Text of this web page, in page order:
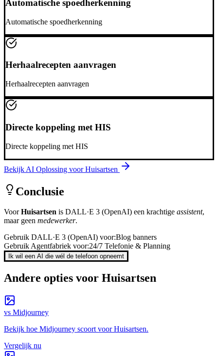
Automatische spoedherkenning
Automatische spoedherkenning
Herhaalrecepten aanvragen
Herhaalrecepten aanvragen
Directe koppeling met HIS
Directe koppeling met HIS
Bekijk AI Oplossing voorHuisartsen
Conclusie
VoorHuisartsen is DALL·E 3 (OpenAI) een krachtige assistent,
maar geen medewerker.
Gebruik DALL·E 3 (OpenAI) voor:Blog banners
Gebruik Agentfabriek voor:24/7 Telefonie & Planning
Ik wil een AI die wél de telefoon opneemt
Andere opties voor Huisartsen
vs Midjourney
Bekijk hoe Midjourney scoort voorHuisartsen.
Vergelijk nu